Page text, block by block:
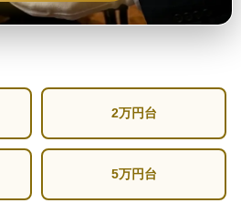
2万円台
5万円台